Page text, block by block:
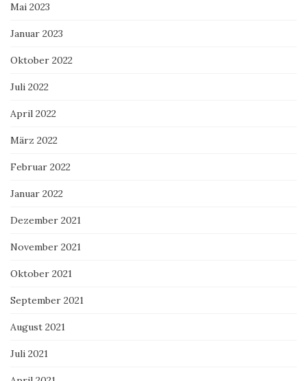
Mai 2023
Januar 2023
Oktober 2022
Juli 2022
April 2022
März 2022
Februar 2022
Januar 2022
Dezember 2021
November 2021
Oktober 2021
September 2021
August 2021
Juli 2021